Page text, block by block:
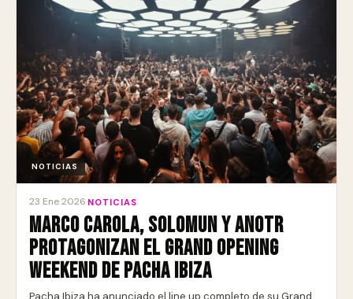
NOTICIAS
23 Ene 2026 NOTICIAS
Marco Carola, Solomun y ANOTR
protagonizan el Grand Opening
Weekend de Pacha Ibiza
Pacha Ibiza ha anunciado el line up completo de su Grand